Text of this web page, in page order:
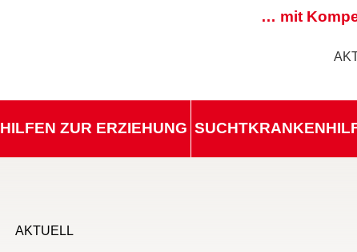
… mit
HILFEN ZUR ERZIEHUNG
AKTUELL